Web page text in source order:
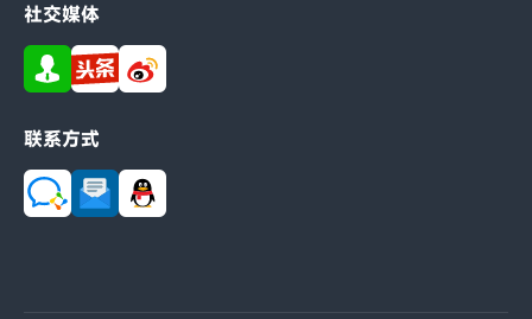
社交媒体
联系方式